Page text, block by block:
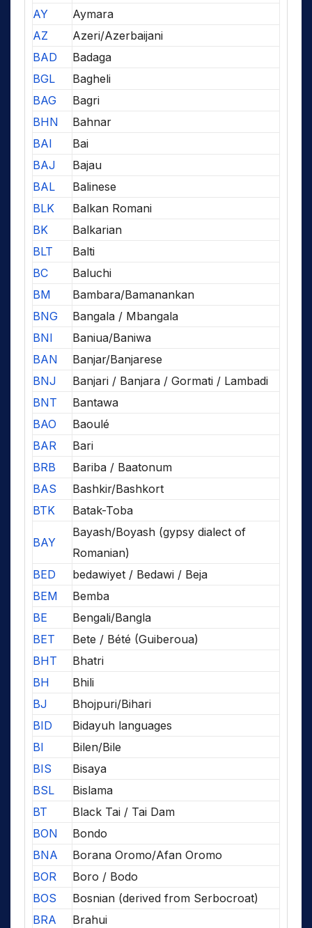
AY
Aymara
AZ
Azeri/Azerbaijani
BAD
Badaga
BGL
Bagheli
BAG
Bagri
BHN
Bahnar
BAI
Bai
BAJ
Bajau
BAL
Balinese
BLK
Balkan Romani
BK
Balkarian
BLT
Balti
BC
Baluchi
BM
Bambara/Bamanankan
BNG
Bangala / Mbangala
BNI
Baniua/Baniwa
BAN
Banjar/Banjarese
BNJ
Banjari / Banjara / Gormati / Lambadi
BNT
Bantawa
BAO
Baoulé
BAR
Bari
BRB
Bariba / Baatonum
BAS
Bashkir/Bashkort
BTK
Batak-Toba
BAY
Bayash/Boyash (gypsy dialect of
Romanian)
BED
bedawiyet / Bedawi / Beja
BEM
Bemba
BE
Bengali/Bangla
BET
Bete / Bété (Guiberoua)
BHT
Bhatri
BH
Bhili
BJ
Bhojpuri/Bihari
BID
Bidayuh languages
BI
Bilen/Bile
BIS
Bisaya
BSL
Bislama
BT
Black Tai / Tai Dam
BON
Bondo
BNA
Borana Oromo/Afan Oromo
BOR
Boro / Bodo
BOS
Bosnian (derived from Serbocroat)
BRA
Brahui